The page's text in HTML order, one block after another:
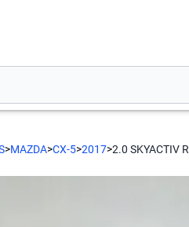
>MAZDA>CX-5>2017>2.0 SKYACTIV R